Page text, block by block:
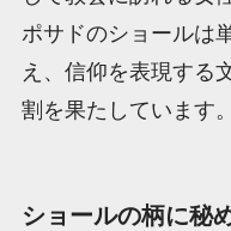
ポサドのショールは
え、信仰を表現する
割を果たしています。
ショールの柄に秘